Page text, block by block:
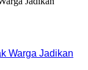
Warga Jadikan